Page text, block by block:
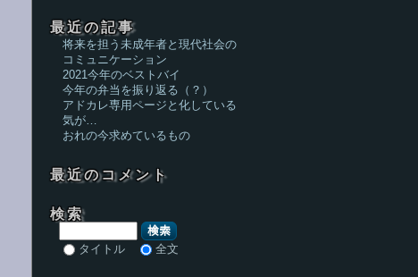
最近の記事
将来を担う未成年者と現代社会の
コミュニケーション
2021今年のベストバイ
今年の弁当を振り返る（？）
アドカレ専用ページと化している
気が…
おれの今求めているもの
最近のコメント
検索
検索
タイトル 全文